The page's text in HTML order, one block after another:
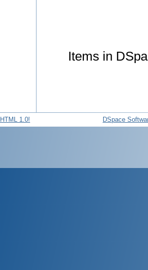
Items in
DSpace